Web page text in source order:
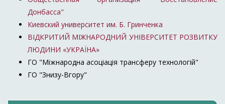
Донбасса"
Киевский университет им. Б. Гринченка
ВІДКРИТИЙ МІЖНАРОДНИЙ УНІВЕРСИТЕТ РОЗВИТКУ
ЛЮДИНИ «УКРАЇНА»
ГО "Міжнародна асоціація трансферу технологій"
ГО "Знизу-Вгору"